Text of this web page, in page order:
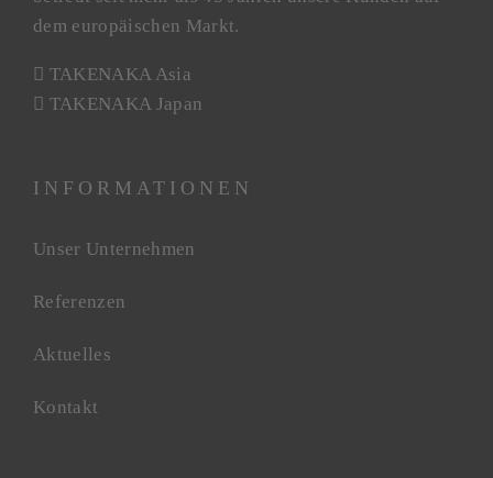
dem europäischen Markt.
TAKENAKA Asia
TAKENAKA Japan
INFORMATIONEN
Unser Unternehmen
Referenzen
Aktuelles
Kontakt